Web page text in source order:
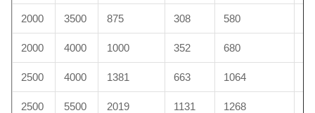
2000 3500 875 308 580
2000 4000 1000 352 680
2500 4000 1381 663 1064
2500 5500 2019 1131 1268